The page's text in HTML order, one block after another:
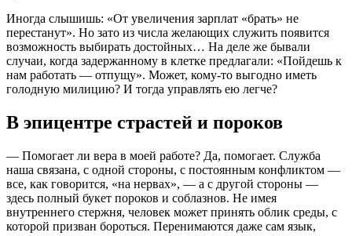
Иногда слышишь: «От увеличения зарплат «брать» не
перестанут». Но зато из числа желающих служить появится
возможность выбирать достойных… На деле же бывали
случаи, когда задержанному в клетке предлагали: «Пойдешь к
нам работать — отпущу». Может, кому-то выгодно иметь
голодную милицию? И тогда управлять ею легче?
В эпицентре страстей и пороков
— Помогает ли вера в моей работе? Да, помогает. Служба
наша связана, с одной стороны, с постоянным конфликтом —
все, как говорится, «на нервах», — а с другой стороны —
здесь полный букет пороков и соблазнов. Не имея
внутреннего стержня, человек может принять облик среды, с
которой призван бороться. Перенимаются даже сам язык,